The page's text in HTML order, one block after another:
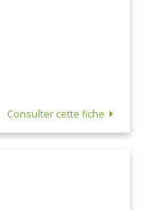
Consulter cette fiche